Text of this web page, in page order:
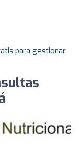
para gestionar